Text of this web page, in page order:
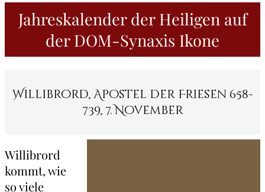
Jahreskalender der Heiligen auf
der DOM-Synaxis Ikone
Willibrord, Apostel der Friesen 658-
739, 7. November
Willibrord
kommt, wie
so viele